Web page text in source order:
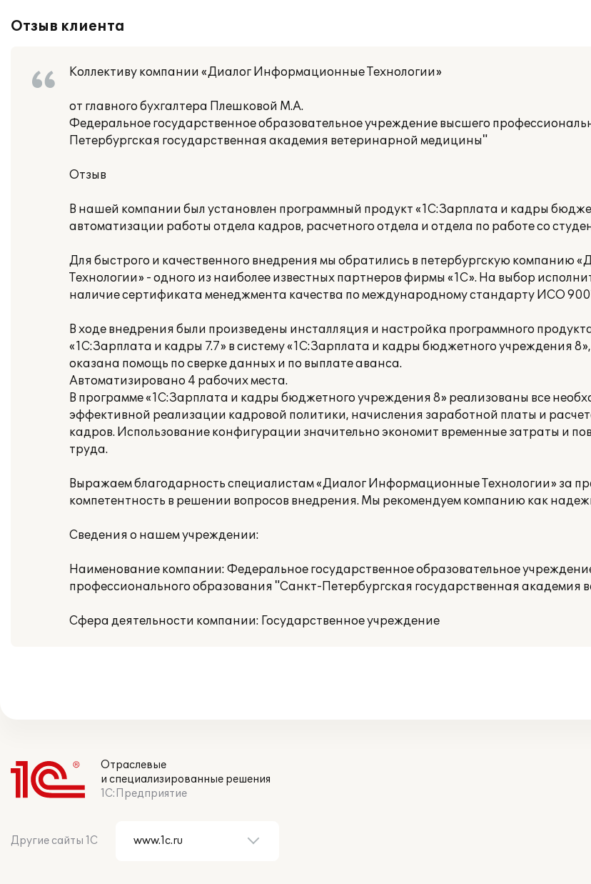
Отзыв клиента
Коллективу компании «Диалог Информационные Технологии»
от главного бухгалтера Плешковой М.А.
Федеральное государственное образовательное учреждение высшего
Петербургская государственная академия ветеринарной медицины"
Отзыв
В нашей компании был установлен программный продукт «1С:Зарплата и кадры
автоматизации работы отдела кадров, расчетного отдела и отдела по работе со
Для быстрого и качественного внедрения мы обратились в петербургскую компанию
Технологии» - одного из наиболее известных партнеров фирмы «1С». На выбор
наличие сертификата менеджмента качества по международному стандарту ИСО
В ходе внедрения были произведены инсталляция и настройка программного
«1С:Зарплата и кадры 7.7» в систему «1С:Зарплата и кадры бюджетного учреждения
оказана помощь по сверке данных и по выплате аванса.
Автоматизировано 4 рабочих места.
В программе «1С:Зарплата и кадры бюджетного учреждения 8» реализованы все
эффективной реализации кадровой политики, начисления заработной платы и
кадров. Использование конфигурации значительно экономит временные затраты и
труда.
Выражаем благодарность специалистам «Диалог Информационные Технологии» за
компетентность в решении вопросов внедрения. Мы рекомендуем компанию как
Сведения о нашем учреждении:
Наименование компании: Федеральное государственное образовательное
профессионального образования "Санкт-Петербургская государственная
Сфера деятельности компании: Государственное учреждение
Отраслевые
и специализированные решения
1С:Предприятие
Другие сайты 1С